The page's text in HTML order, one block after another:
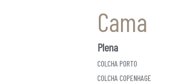
Cama
Plena
COLCHA PORTO
COLCHA COPENHAGE